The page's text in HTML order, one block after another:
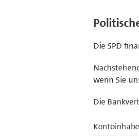
Die SPD
wenn Sie
Die